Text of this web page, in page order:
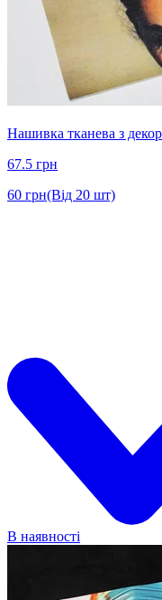
Нашивка тканева з
67.5 грн
60 грн(Від 20 шт)
В наявності